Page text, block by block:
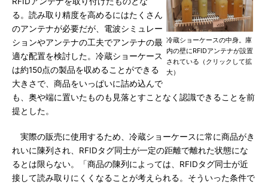
冷蔵ショーケースの中身。庫
内の壁にRFIDアンテナが設置
されている（クリックして拡
大）
る。読み取り精度を高めるにはたくさん
のアンテナが必要だが、電波シミュレー
ションやアンテナの工夫でアンテナの最
適な配置を検討した。冷蔵ショーケース
は約150点の製品を収めることができる
大きさで、商品をいっぱいに詰め込んで
も、奥や端に置いたものも見落とすことなく認識できることを前
提とした。
実際の販売に使用するため、冷蔵ショーケースに常に商品がき
れいに陳列され、RFIDタグ同士が一定の距離で離れた状態にな
るとは限らない。「商品の陳列によっては、RFIDタグ同士が近
接して読み取りにくくなることが考えられる。そういった条件で